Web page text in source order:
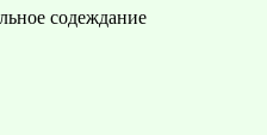
содеждание